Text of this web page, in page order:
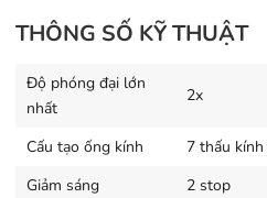
rõ nét.
THÔNG SỐ KỸ THUẬT
Độ phóng đại lớn
nhất
2x
Cấu tạo ống kính
7 thấu
Giảm sáng
2 stop